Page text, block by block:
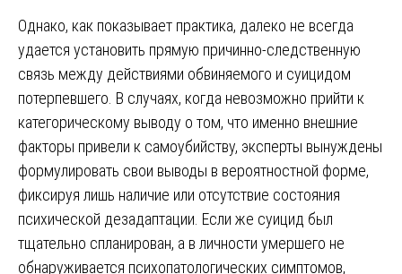
Однако, как показывает практика, далеко не всегда
удается установить прямую причинно-следственную
связь между действиями обвиняемого и суицидом
потерпевшего. В случаях, когда невозможно прийти к
категорическому выводу о том, что именно внешние
факторы привели к самоубийству, эксперты вынуждены
формулировать свои выводы в вероятностной форме,
фиксируя лишь наличие или отсутствие состояния
психической дезадаптации. Если же суицид был
тщательно спланирован, а в личности умершего не
обнаруживается психопатологических симптомов,